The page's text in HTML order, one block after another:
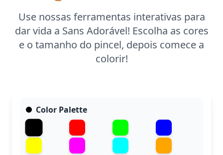
Use nossas ferramentas interativas para
dar vida a Sans Adorável! Escolha as cores
e o tamanho do pincel, depois comece a
colorir!
Color Palette